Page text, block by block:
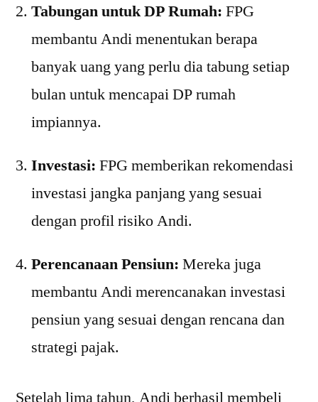
Tabungan untuk DP Rumah: FPG
membantu Andi menentukan berapa
banyak uang yang perlu dia tabung setiap
bulan untuk mencapai DP rumah
impiannya.
Investasi: FPG memberikan rekomendasi
investasi jangka panjang yang sesuai
dengan profil risiko Andi.
Perencanaan Pensiun: Mereka juga
membantu Andi merencanakan investasi
pensiun yang sesuai dengan rencana dan
strategi pajak.
Setelah lima tahun, Andi berhasil membeli